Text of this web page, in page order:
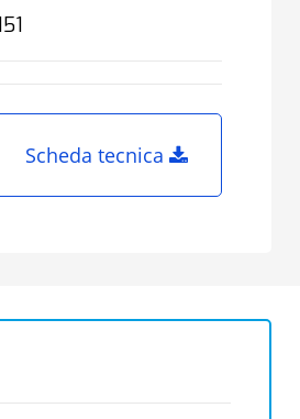
Scheda tecnica